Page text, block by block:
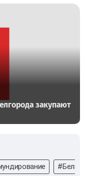
закупают